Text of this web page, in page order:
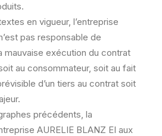
en vigueur, l’entreprise
pas responsable de
mauvaise exécution du contrat
au consommateur, soit au fait
d’un tiers au contrat soit
précédents, la
AURELIE BLANZ EI aux